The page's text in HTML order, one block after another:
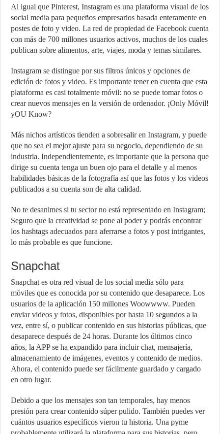
Al igual que Pinterest, Instagram es una plataforma visual de los
social media para pequeños empresarios basada enteramente en
postes de foto y video. La red de propiedad de Facebook cuenta
con más de 700 millones usuarios activos, muchos de los cuales
publican sobre alimentos, arte, viajes, moda y temas similares.
Instagram se distingue por sus filtros únicos y opciones de
edición de fotos y video. Es importante tener en cuenta que esta
plataforma es casi totalmente móvil: no se puede tomar fotos o
crear nuevos mensajes en la versión de ordenador. ¡Only Móvil!
yOU Know?
Más nichos artísticos tienden a sobresalir en Instagram, y puede
que no sea el mejor ajuste para su negocio, dependiendo de su
industria. Independientemente, es importante que la persona que
dirige su cuenta tenga un buen ojo para el detalle y al menos
habilidades básicas de la fotografía así que las fotos y los videos
publicados a su cuenta son de alta calidad.
No te desanimes si tu sector no está representado en Instagram;
Seguro que la creatividad se pone al poder y podrás encontrar
los hashtags adecuados para aferrarse a fotos y post intrigantes,
lo más probable es que funcione.
Snapchat
Snapchat es otra red visual de los social media sólo para
móviles que es conocida por su contenido que desaparece. Los
usuarios de la aplicación 150 millones Woowwww. Pueden
enviar videos y fotos, disponibles por hasta 10 segundos a la
vez, entre sí, o publicar contenido en sus historias públicas, que
desaparece después de 24 horas. Durante los últimos cinco
años, la APP se ha expandido para incluir chat, mensajería,
almacenamiento de imágenes, eventos y contenido de medios.
Ahora, el contenido puede ser fácilmente guardado y cargado
en otro lugar.
Debido a que los mensajes son tan temporales, hay menos
presión para crear contenido súper pulido. También puedes ver
cuántos usuarios específicos vieron tu historia. Una pyme